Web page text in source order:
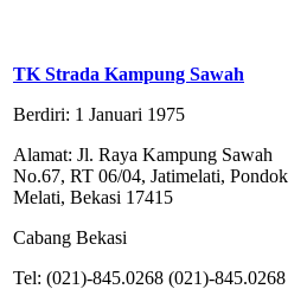
TK Strada Kampung Sawah
Berdiri: 1 Januari 1975
Alamat: Jl. Raya Kampung Sawah
No.67, RT 06/04, Jatimelati, Pondok
Melati, Bekasi 17415
Cabang Bekasi
Tel: (021)-845.0268 (021)-845.0268